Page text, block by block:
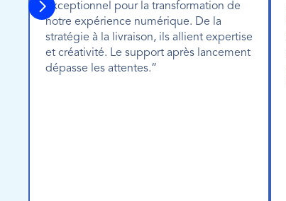
exceptionnel pour la transformation de
notre expérience numérique. De la
stratégie à la livraison, ils allient expertise
et créativité. Le support après lancement
dépasse les attentes.”